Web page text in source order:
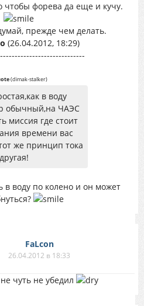
чтобы форева да еще и кучу.
прежде чем делать.
(26.04.2012, 18:29)
(dimak-stalker)
в воду
обычный,на ЧАЭС
миссия где стоит
времени вас
же принцип тока
в воду по колено и он может
FaLcon
26.04.2012 в 18:33
чуть не убедил